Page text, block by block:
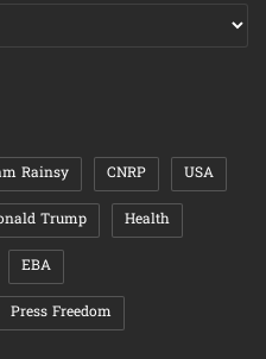
Rainsy CNRP USA
Trump Health
EBA
Press Freedom